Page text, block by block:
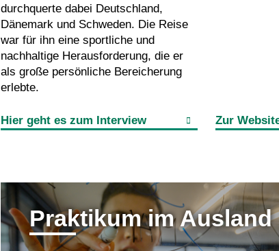
durchquerte dabei Deutschland,
Dänemark und Schweden. Die Reise
war für ihn eine sportliche und
nachhaltige Herausforderung, die er
als große persönliche Bereicherung
erlebte.
Hier geht es zum Interview Zur
Praktikum im Ausland